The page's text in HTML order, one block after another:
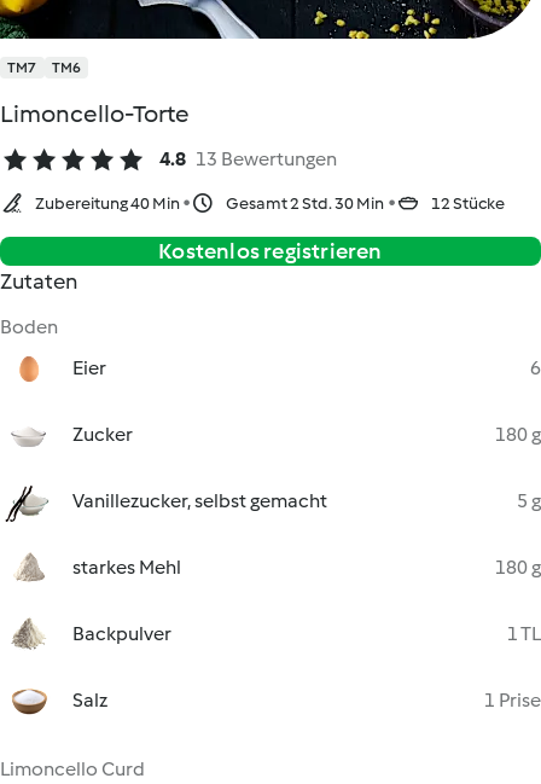
TM7 TM6
Limoncello-Torte
4.8 13 Bewertungen
Zubereitung 40 Min Gesamt 2 Std. 30 Min 12 Stücke
Kostenlos registrieren
Zutaten
Boden
Eier
6
Zucker 180 g
Vanillezucker, selbst gemacht 5 g
starkes Mehl 180 g
Backpulver 1 TL
Salz 1 Prise
Limoncello Curd